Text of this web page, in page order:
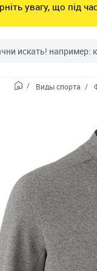
увагу, що під
Виды спорта